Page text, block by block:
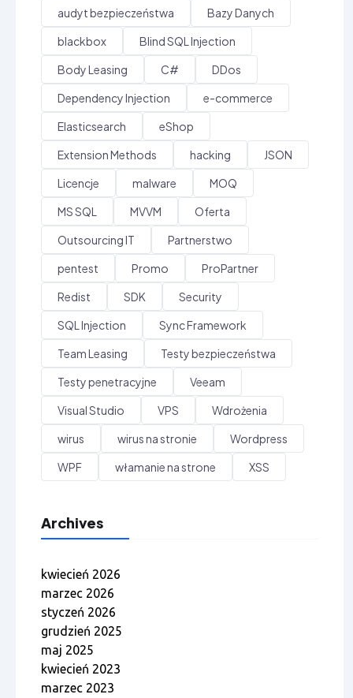
audyt bezpieczeństwa
Bazy Danych
blackbox
Blind SQL Injection
Body Leasing
C#
DDos
Dependency Injection
e-commerce
Elasticsearch
eShop
Extension Methods
hacking
JSON
Licencje
malware
MOQ
MS SQL
MVVM
Oferta
Outsourcing IT
Partnerstwo
pentest
Promo
ProPartner
Redist
SDK
Security
SQL Injection
Sync Framework
Team Leasing
Testy bezpieczeństwa
Testy penetracyjne
Veeam
Visual Studio
VPS
Wdrożenia
wirus
wirus na stronie
Wordpress
WPF
włamanie na strone XSS
Archives
kwiecień 2026
marzec 2026
styczeń 2026
grudzień 2025
maj 2025
kwiecień 2023
marzec 2023